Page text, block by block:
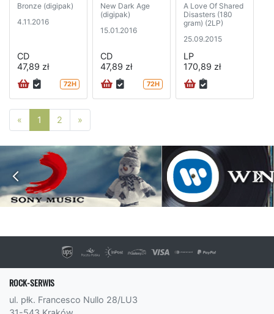
Bronze (digipak)
4.11.2016
CD
47,89 zł
72H
New Dark Age
(digipak)
15.01.2016
CD
47,89 zł
72H
A Love Of Shared
Disasters (180
gram) (2LP)
25.09.2015
LP
170,89 zł
« Poprzednia strona
1 2 »
ROCK-SERWIS
ul. płk. Francesco Nullo 28/LU3